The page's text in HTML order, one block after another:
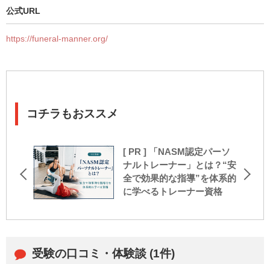
公式URL
https://funeral-manner.org/
コチラもおススメ
[ PR ] 「NASM認定パーソ
ナルトレーナー」とは？“安
全で効果的な指導”を体系的
に学べるトレーナー資格
受験の口コミ・体験談 (1件)